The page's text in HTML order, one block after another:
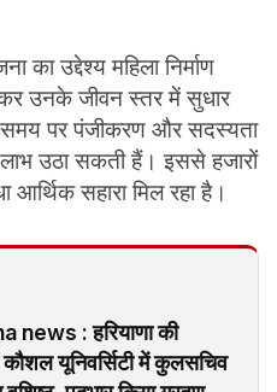
का उद्देश्य महिला निर्माण
उनके जीवन स्तर में सुधार
समय पर पंजीकरण और सदस्यता
उठा सकती हैं। इससे हजारों
आर्थिक सहारा मिल रहा है।
news : हरियाणा की
कौशल यूनिवर्सिटी में कुलसचिव